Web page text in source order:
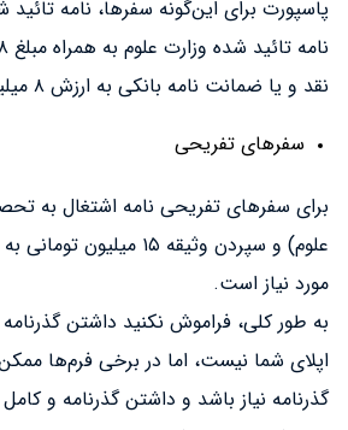
پاسپورت برای این‌گونه سفرها، نامه
نقد و یا ضمانت نامه بانکی به ارزش ۸ میلیون تومان، نیاز است.
سفرهای تفریحی
برای سفرهای تفریحی نامه اشتغال به
علوم) و سپردن وثیقه ۱۵
مورد نیاز است.
به طور کلی، فراموش نکنید داشتن
اپلای شما نیست، اما در برخی فرم‌ها
گذرنامه نیاز باشد و داشتن گذرنامه و